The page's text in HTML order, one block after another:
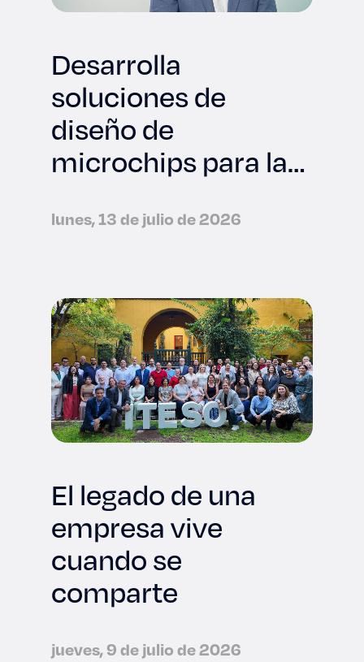
Desarrolla
soluciones de
diseño de
microchips para la
tecnológica
lunes, 13 de julio de 2026
El legado de una
empresa vive
cuando se
comparte
jueves, 9 de julio de 2026